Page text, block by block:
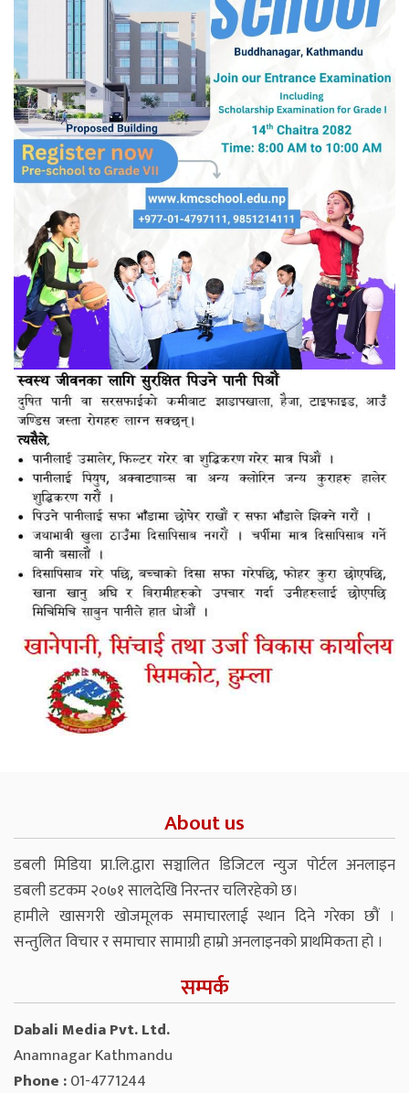
About us
डबली मिडिया प्रा.लि.द्वारा सञ्चालित डिजिटल न्युज पोर्टल अनलाइन
डबली डटकम २०७१ सालदेखि निरन्तर चलिरहेको छ।
हामीले खासगरी खोजमूलक समाचारलाई स्थान दिने गरेका छौं ।
सन्तुलित विचार र समाचार सामाग्री हाम्रो अनलाइनको प्राथमिकता हो ।
सम्पर्क
Dabali Media Pvt. Ltd.
Anamnagar Kathmandu
Phone :01-4771244